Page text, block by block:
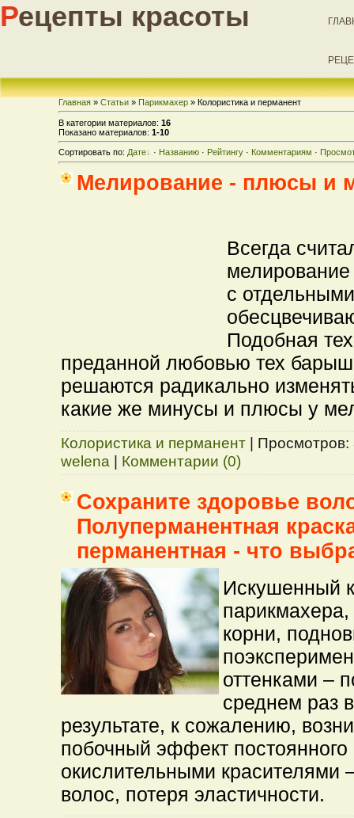
Рецепты красоты
Главная » Статьи » Парикмахер » Колористика и перманент
В категории материалов: 16
Показано материалов: 1-10
Сортировать по: Дате · Названию · Рейтингу · Комментариям ·
Мелирование - плюсы и
Всегда
мелирование
с
Подобная
преданной любовью тех
решаются радикально
какие же минусы и плюсы у
Колористика и перманент | Просмотров:
welena | Комментарии (0)
Сохраните здоровье
Полуперманентная
перманентная - что
Искушенный
корни,
оттенками –
среднем раз
результате, к сожалению,
побочный эффект
окислительными красителями
волос, потеря эластичности.